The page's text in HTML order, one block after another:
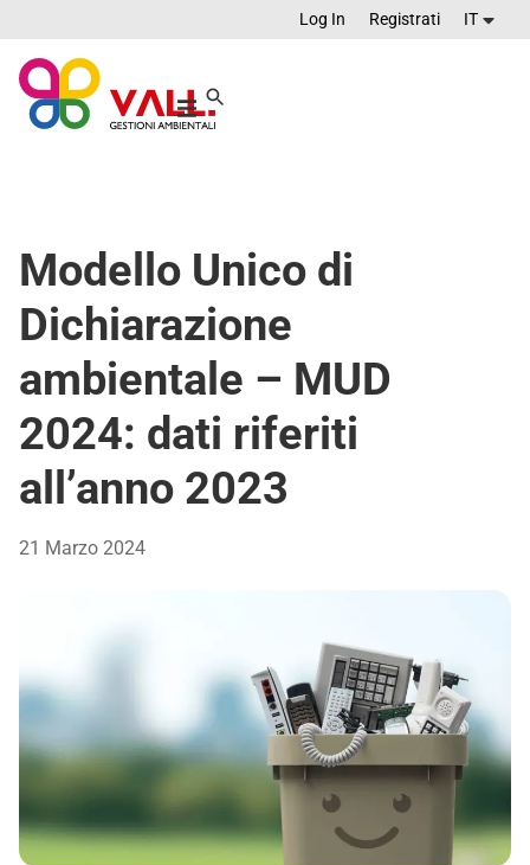
Log In Registrati IT
Modello Unico di
Dichiarazione
ambientale – MUD
2024: dati riferiti
all’anno 2023
21 Marzo 2024